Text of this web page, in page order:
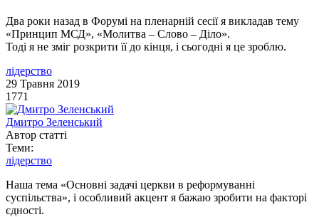
Два роки назад в Форумі на пленарній сесії я викладав тему
«Принцип МСД», «Молитва – Слово – Діло».
Тоді я не зміг розкрити її до кінця, і сьогодні я це зроблю.
лідерство
29 Травня 2019
1771
Дмитро Зеленський
Автор статті
Теми:
лідерство
Наша тема «Основні задачі церкви в реформуванні
суспільства», і особливий акцент я бажаю зробити на факторі
єдності.